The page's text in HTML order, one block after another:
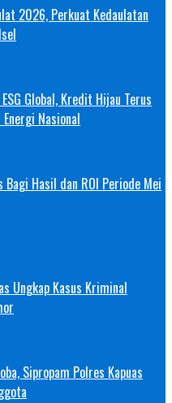
2026, Perkuat Kedaulatan
Global, Kredit Hijau Terus
Nasional
Hasil dan ROI Periode Mei
Ungkap Kasus Kriminal
Sipropam Polres Kapuas